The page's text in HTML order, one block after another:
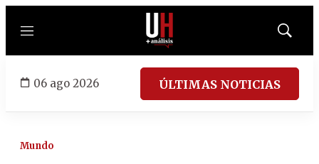
Menú
Mostrar
06 ago 2026 ÚLTIMAS NOTICIAS
Mundo